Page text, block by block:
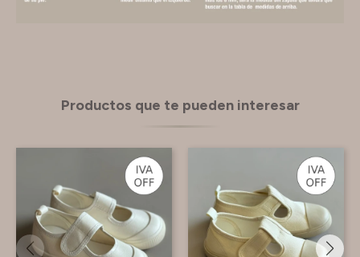
Productos que te pueden interesar